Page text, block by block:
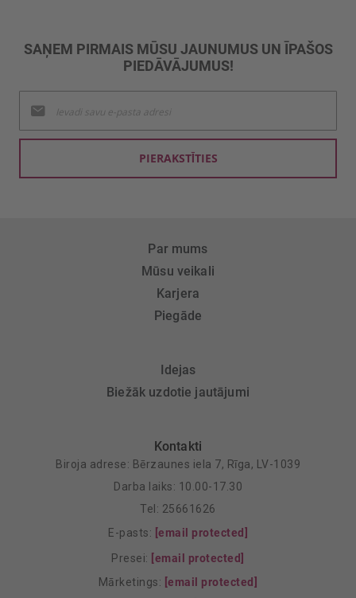
SAŅEM PIRMAIS MŪSU JAUNUMUS UN ĪPAŠOS
PIEDĀVĀJUMUS!
jaunumu
saņemšanai:
PIERAKSTĪTIES
Par mums
Mūsu veikali
Karjera
Piegāde
Idejas
Biežāk uzdotie jautājumi
Kontakti
Biroja adrese: Bērzaunes iela 7, Rīga, LV-1039
Darba laiks: 10.00-17.30
Tel: 25661626
E-pasts: [email protected]
Presei: [email protected]
Mārketings: [email protected]